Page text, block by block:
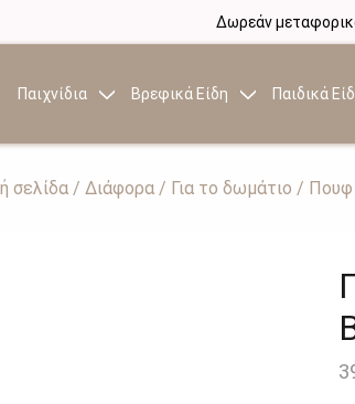
Δωρεάν
Παιχνίδια Βρεφικά Είδη Παιδικά
σελίδα / Διάφορα / Για το δωμάτιο / Πουφ